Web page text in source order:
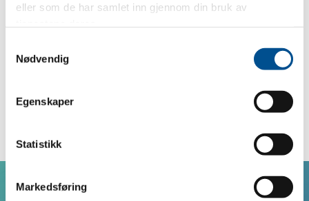
eller som de har samlet inn gjennom din bruk av
Nødvendig
Egenskaper
Statistikk
Markedsføring
Teoribok snøscooter
Spørsmålsbok snøscooter
m/fasit
(Medlemspris 158,4 kr)